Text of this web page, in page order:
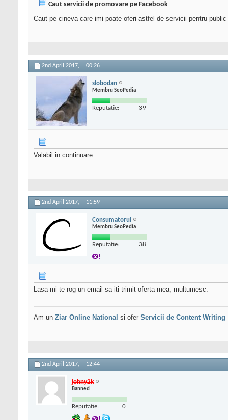
Caut servicii de promovare pe Facebook
Caut pe cineva care imi poate oferi astfel de servicii pentru
2nd April 2017, 00:26
slobodan
Membru SeoPedia
Reputatie: 39
Valabil in continuare.
2nd April 2017, 11:59
Consumatorul
Membru SeoPedia
Reputatie: 38
Lasa-mi te rog un email sa iti trimit oferta mea, multumesc.
Am un Ziar Online National si ofer Servicii de Content Writing
2nd April 2017, 12:44
johny2k
Banned
Reputatie: 0